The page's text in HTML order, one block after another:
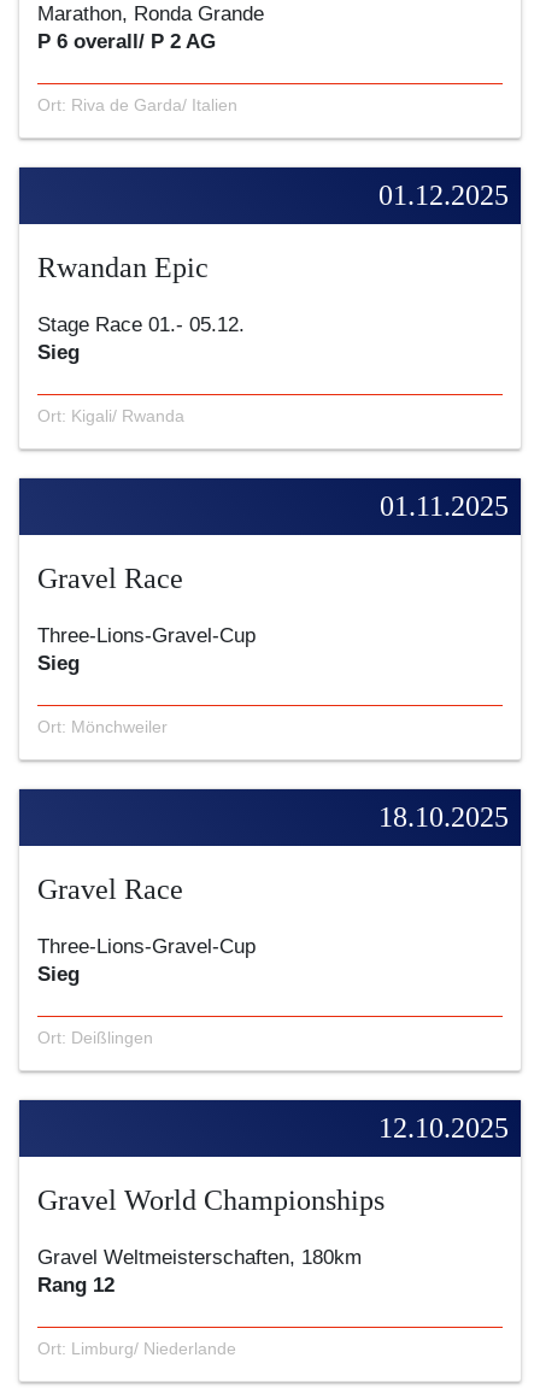
Marathon, Ronda Grande
P 6 overall/ P 2 AG
Ort: Riva de Garda/ Italien
01.12.2025
Rwandan Epic
Stage Race 01.- 05.12.
Sieg
Ort: Kigali/ Rwanda
01.11.2025
Gravel Race
Three-Lions-Gravel-Cup
Sieg
Ort: Mönchweiler
18.10.2025
Gravel Race
Three-Lions-Gravel-Cup
Sieg
Ort: Deißlingen
12.10.2025
Gravel World Championships
Gravel Weltmeisterschaften, 180km
Rang 12
Ort: Limburg/ Niederlande